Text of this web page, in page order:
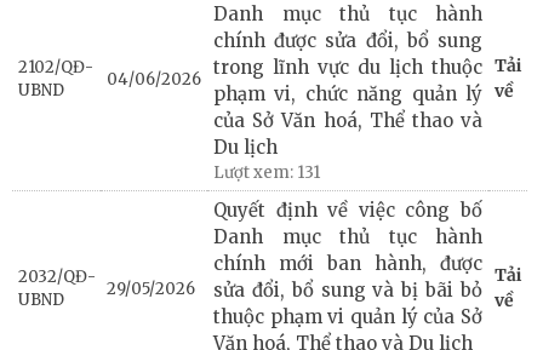
2102/QĐ-
UBND
04/06/2026
Danh mục thủ tục hành
chính được sửa đổi, bổ sung
trong lĩnh vực du lịch thuộc
phạm vi, chức năng quản lý
của Sở Văn hoá, Thể thao và
Du lịch
Lượt xem: 131
Tải
về
2032/QĐ-
UBND
29/05/2026
Quyết định về việc công bố
Danh mục thủ tục hành
chính mới ban hành, được
sửa đổi, bổ sung và bị bãi bỏ
thuộc phạm vi quản lý của Sở
Văn hoá, Thể thao và Du lịch
Tải
về